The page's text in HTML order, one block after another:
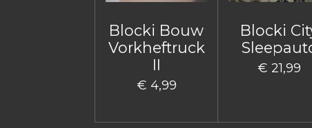
Blocki Bouw
Vorkheftruck
II
€ 4,99
Blocki
€ 21,99